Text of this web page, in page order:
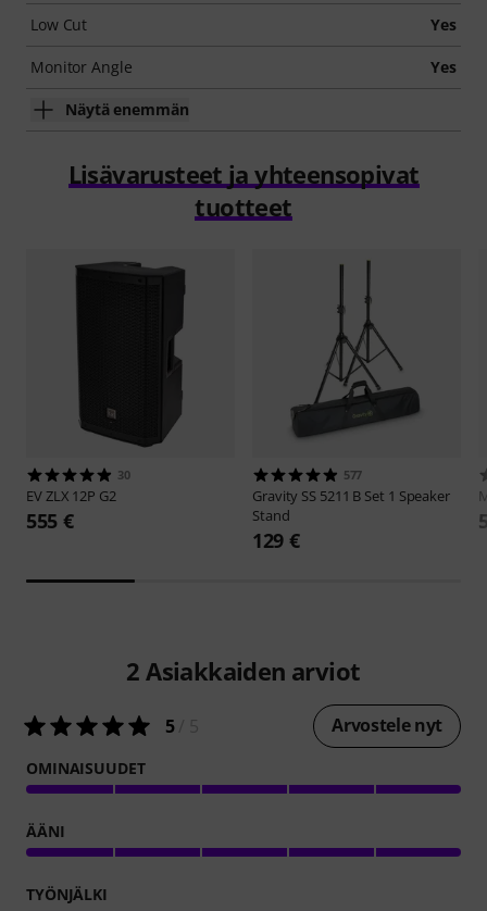
Low Cut Yes
Monitor Angle Yes
Näytä enemmän
Lisävarusteet ja yhteensopivat
tuotteet
30
EV ZLX 12P G2
555 €
577
Gravity SS 5211 B Set 1 Speaker
Stand
129 €
2 Asiakkaiden arviot
5/ 5 Arvostele nyt
OMINAISUUDET
ÄÄNI
TYÖNJÄLKI